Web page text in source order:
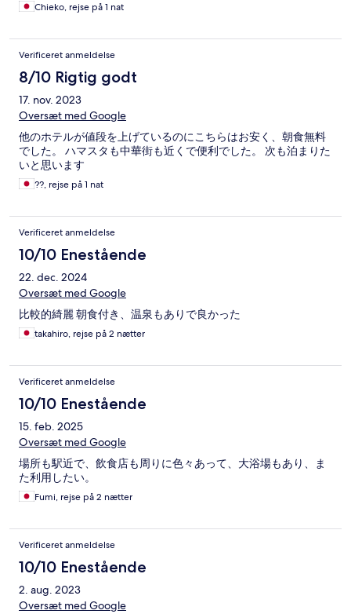
Chieko, rejse på 1 nat
Verificeret anmeldelse
8/10 Rigtig godt
17. nov. 2023
Oversæt med Google
他のホテルが値段を上げているのにこちらはお安く、朝食無料
でした。 ハマスタも中華街も近くで便利でした。 次も泊まりた
いと思います
??, rejse på 1 nat
Verificeret anmeldelse
10/10 Enestående
22. dec. 2024
Oversæt med Google
比較的綺麗 朝食付き、温泉もありで良かった
takahiro, rejse på 2 nætter
Verificeret anmeldelse
10/10 Enestående
15. feb. 2025
Oversæt med Google
場所も駅近で、飲食店も周りに色々あって、大浴場もあり、ま
た利用したい。
Fumi, rejse på 2 nætter
Verificeret anmeldelse
10/10 Enestående
2. aug. 2023
Oversæt med Google